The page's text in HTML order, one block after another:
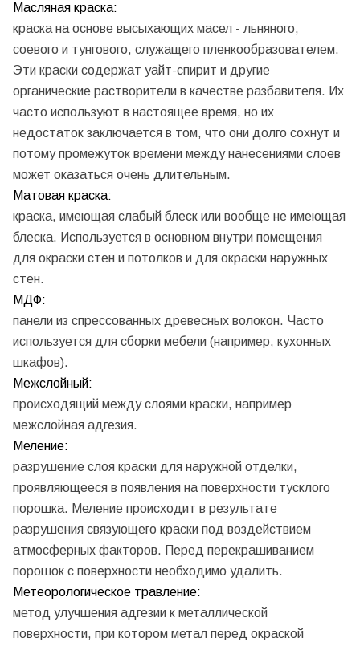
Масляная краска:
краска на основе высыхающих масел - льняного,
соевого и тунгового, служащего пленкообразователем.
Эти краски содержат уайт-спирит и другие
органические растворители в качестве разбавителя. Их
часто используют в настоящее время, но их
недостаток заключается в том, что они долго сохнут и
потому промежуток времени между нанесениями слоев
может оказаться очень длительным.
Матовая краска:
краска, имеющая слабый блеск или вообще не имеющая
блеска. Используется в основном внутри помещения
для окраски стен и потолков и для окраски наружных
стен.
МДФ:
панели из спрессованных древесных волокон. Часто
используется для сборки мебели (например, кухонных
шкафов).
Межслойный:
происходящий между слоями краски, например
межслойная адгезия.
Меление:
разрушение слоя краски для наружной отделки,
проявляющееся в появления на поверхности тусклого
порошка. Меление происходит в результате
разрушения связующего краски под воздействием
атмосферных факторов. Перед перекрашиванием
порошок с поверхности необходимо удалить.
Метеорологическое травление:
метод улучшения адгезии к металлической
поверхности, при котором метал перед окраской